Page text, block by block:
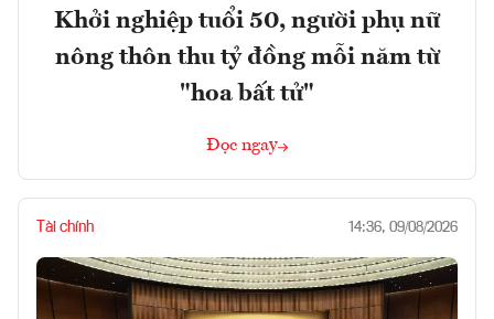
Khởi nghiệp tuổi 50, người phụ nữ
nông thôn thu tỷ đồng mỗi năm từ
"hoa bất tử"
Đọc ngay
Tài chính 14:36, 09/08/2026